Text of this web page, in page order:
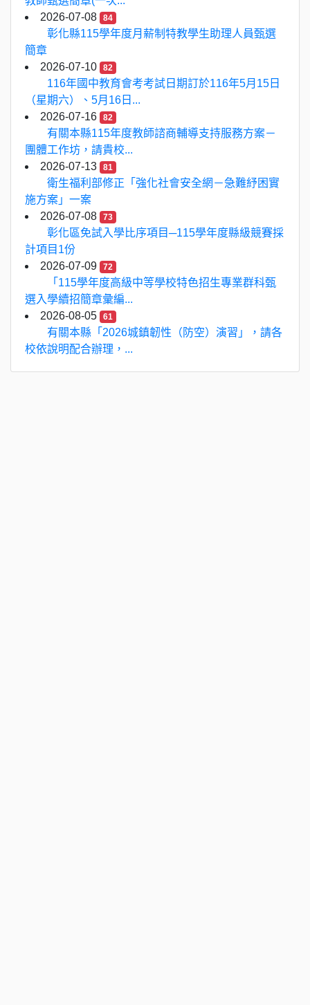
2026-07-08
84
彰化縣115學年度月薪制特教學生助理人員甄選
簡章
2026-07-10
82
116年國中教育會考考試日期訂於116年5月15日
（星期六）、5月16日...
2026-07-16
82
有關本縣115年度教師諮商輔導支持服務方案－
團體工作坊，請貴校...
2026-07-13
81
衛生福利部修正「強化社會安全網－急難紓困實
施方案」一案
2026-07-08
73
彰化區免試入學比序項目─115學年度縣級競賽採
計項目1份
2026-07-09
72
「115學年度高級中等學校特色招生專業群科甄
選入學續招簡章彙編...
2026-08-05
61
有關本縣「2026城鎮韌性（防空）演習」，請各
校依說明配合辦理，...